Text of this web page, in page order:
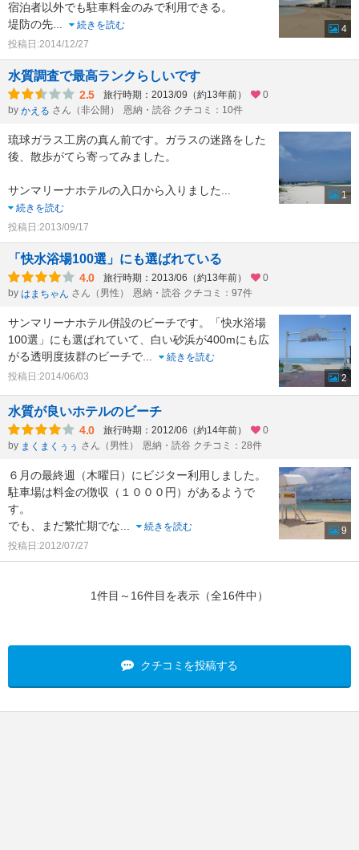
宿泊者以外でも駐車料金のみで利用できる。
堤防の先...
続きを読む
投稿日:2014/12/27
4
水質調査で最高ランクらしいです
2.5 旅行時期：2013/09（約13年前）
0
by かえる さん（非公開） 恩納・読谷 クチコミ：10件
琉球ガラス工房の真ん前です。ガラスの迷路をした
後、散歩がてら寄ってみました。
サンマリーナホテルの入口から入りました...
続きを読む
投稿日:2013/09/17
1
「快水浴場100選」にも選ばれている
4.0 旅行時期：2013/06（約13年前）
0
by はまちゃん さん（男性） 恩納・読谷 クチコミ：97件
サンマリーナホテル併設のビーチです。「快水浴場
100選」にも選ばれていて、白い砂浜が400mにも広
がる透明度抜群のビーチで...
続きを読む
投稿日:2014/06/03
2
水質が良いホテルのビーチ
4.0 旅行時期：2012/06（約14年前）
0
by まくまくぅぅ さん（男性） 恩納・読谷 クチコミ：28件
６月の最終週（木曜日）にビジター利用しました。
駐車場は料金の徴収（１０００円）があるようで
す。
でも、まだ繁忙期でな...
続きを読む
投稿日:2012/07/27
9
1件目～16件目を表示（全16件中）
クチコミを投稿する